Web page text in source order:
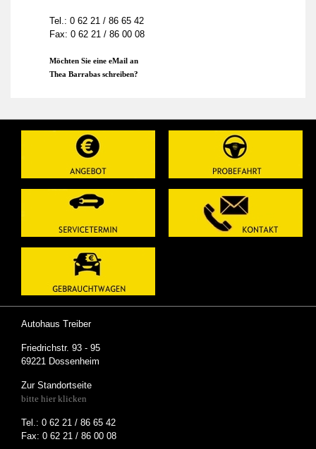
Tel.: 0 62 21 / 86 65 42
Fax: 0 62 21 / 86 00 08
Möchten Sie eine eMail an
Thea Barrabas schreiben?
Autohaus Treiber
Friedrichstr. 93 - 95
69221 Dossenheim
Zur Standortseite
bitte hier klicken
Tel.: 0 62 21 / 86 65 42
Fax: 0 62 21 / 86 00 08